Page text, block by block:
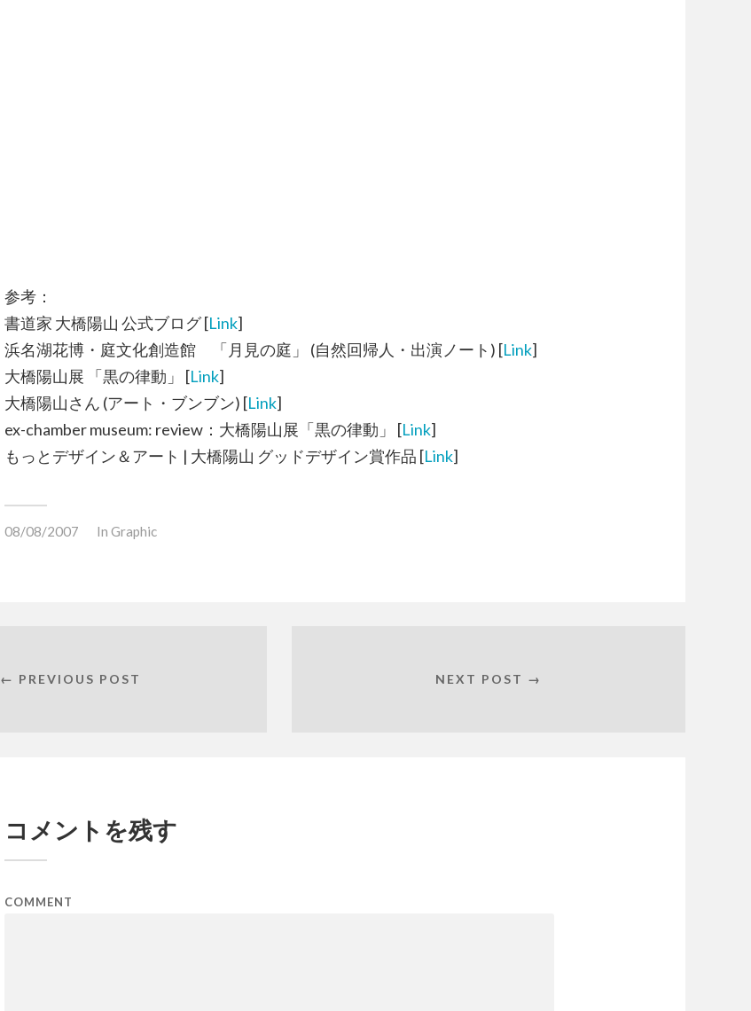
参考：
書道家 大橋陽山 公式ブログ [Link]
浜名湖花博・庭文化創造館 「月見の庭」 (自然回帰人・出演ノート) [Link]
大橋陽山展 「黒の律動」 [Link]
大橋陽山さん (アート・ブンブン) [Link]
ex-chamber museum: review：大橋陽山展「黒の律動」 [Link]
もっとデザイン＆アート | 大橋陽山 グッドデザイン賞作品 [Link]
08/08/2007 In Graphic
← PREVIOUS POST NEXT POST →
コメントを残す
COMMENT